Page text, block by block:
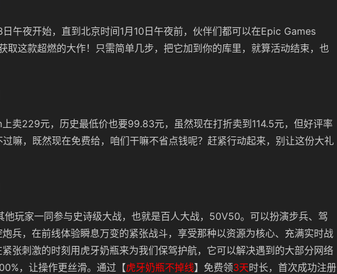
午夜开始，直到北京时间1月10日午夜前，伙伴们都可以在Epic Games
取这款超燃的大作！只需简单几步，把它加到你的库里，就算活动结束，也
卖229元，历史最低价也要99.83元，虽然现在打折卖到114.5元，但好评率
嘛，既然现在免费给，咱们干嘛不省点钱呢？赶紧行动起来，别让这份大礼
他玩家一同参与史诗级大战，也就是百人大战，50V50。可以扮演步兵、驾
兵，在前线体验瞬息万变的紧张战斗，享受那种以资源为核心、充满实时战
张刺激的时刻用虎牙奶瓶来为我们保驾护航，它可以解决遇到的大部分网络
，让操作更丝滑。通过【虎牙奶瓶不掉线】免费领3天时长，首次成功注册